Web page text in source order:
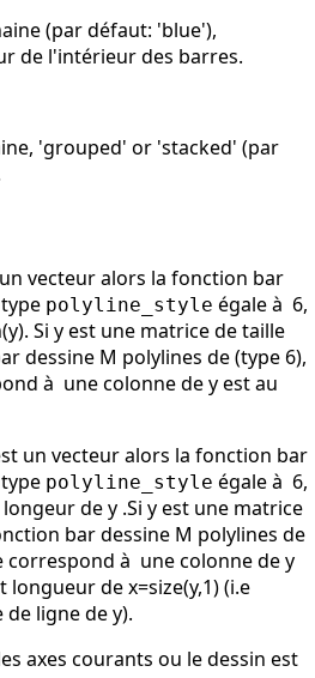
(par défaut: 'blue'),
de l'intérieur des barres.
'grouped' or 'stacked' (par
vecteur alors la fonction bar
polyline_style égale à 6,
Si y est une matrice de taille
dessine M polylines de (type 6),
à une colonne de y est au
un vecteur alors la fonction bar
polyline_style égale à 6,
de y .Si y est une matrice
bar dessine M polylines de
correspond à une colonne de y
de x=size(y,1) (i.e
ligne de y).
axes courants ou le dessin est